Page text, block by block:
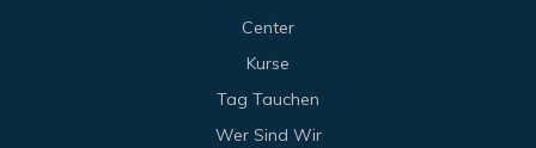
Center
Kurse
Tag Tauchen
Wer Sind Wir